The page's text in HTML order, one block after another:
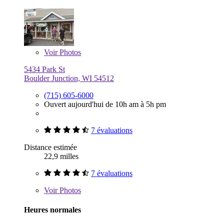
VoirPhotos
5434 Park St
Boulder Junction, WI 54512
(715) 605-6000
Ouvert aujourd'hui de 10h am à 5h pm
7 évaluations
Distance estimée
22,9 milles
7 évaluations
VoirPhotos
Heures normales